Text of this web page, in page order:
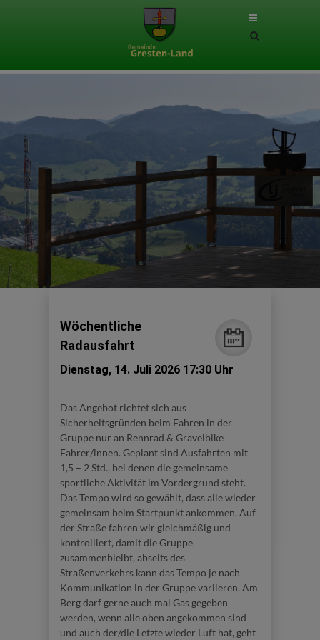
Site
Wöchentliche
Radausfahrt
Dienstag, 14. Juli 2026 17:30 Uhr
Das Angebot richtet sich aus
Sicherheitsgründen beim Fahren in der
Gruppe nur an Rennrad & Gravelbike
Fahrer/innen. Geplant sind Ausfahrten mit
1,5 – 2 Std., bei denen die gemeinsame
sportliche Aktivität im Vordergrund steht.
Das Tempo wird so gewählt, dass alle wieder
gemeinsam beim Startpunkt ankommen. Auf
der Straße fahren wir gleichmäßig und
kontrolliert, damit die Gruppe
zusammenbleibt, abseits des
Straßenverkehrs kann das Tempo je nach
Kommunikation in der Gruppe variieren. Am
Berg darf gerne auch mal Gas gegeben
werden, wenn alle oben angekommen sind
und auch der/die Letzte wieder Luft hat, geht